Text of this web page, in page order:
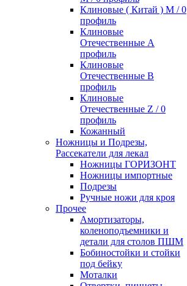
Клиновые ( Китай ) М / 0
профиль
Клиновые
Отечественные А
профиль
Клиновые
Отечественные В
профиль
Клиновые
Отечественные Z / 0
профиль
Кожанный
Ножницы и Подрезы,
Рассекатели для лекал
Ножницы ГОРИЗОНТ
Ножницы импортные
Подрезы
Ручные ножи для кроя
Прочее
Амортизаторы,
коленоподъемники и
детали для столов ПШМ
Бобиностойки и стойки
под бейку
Моталки